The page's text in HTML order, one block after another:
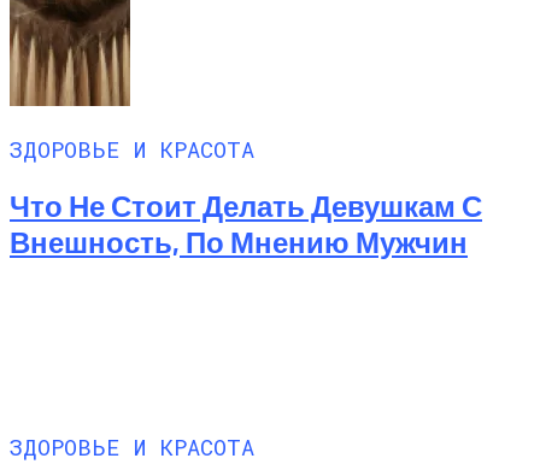
ЗДОРОВЬЕ И КРАСОТА
Что Не Стоит Делать Девушкам С
Внешность, По Мнению Мужчин
ЗДОРОВЬЕ И КРАСОТА